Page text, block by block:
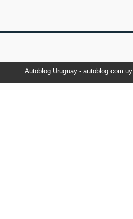
Autoblog Uruguay -